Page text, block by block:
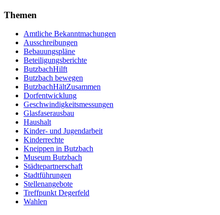
Themen
Amtliche Bekanntmachungen
Ausschreibungen
Bebauungspläne
Beteiligungsberichte
ButzbachHilft
Butzbach bewegen
ButzbachHältZusammen
Dorfentwicklung
Geschwindigkeitsmessungen
Glasfaserausbau
Haushalt
Kinder- und Jugendarbeit
Kinderrechte
Kneippen in Butzbach
Museum Butzbach
Städtepartnerschaft
Stadtführungen
Stellenangebote
Treffpunkt Degerfeld
Wahlen